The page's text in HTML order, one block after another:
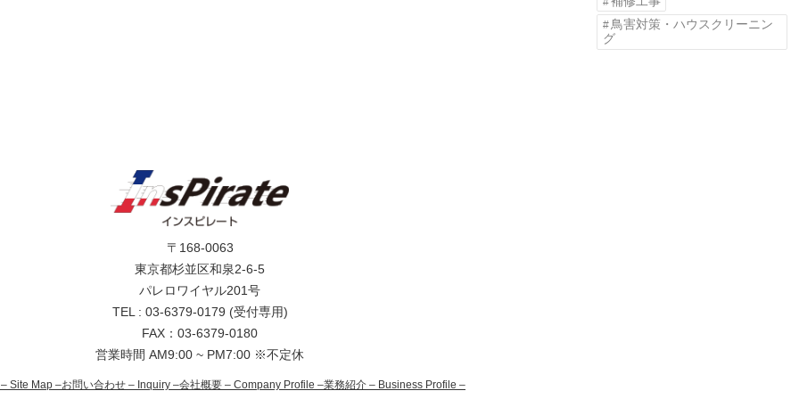
鳥害対策・ハウスクリーニン
グ
〒168-0063
東京都杉並区和泉2-6-5
パレロワイヤル201号
TEL : 03-6379-0179 (受付専用)
FAX：03-6379-0180
営業時間 AM9:00 ~ PM7:00 ※不定休
– Site Map –お問い合わせ – Inquiry –会社概要 – Company Profile –業務紹介 – Business Profile –